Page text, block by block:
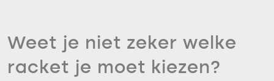
Weet je niet zeker welke
racket je moet kiezen?